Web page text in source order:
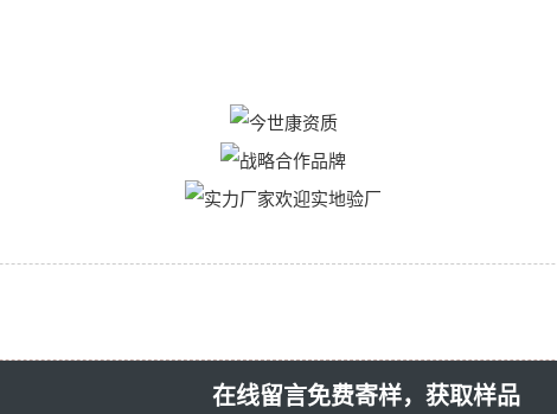
在线留言免费寄样，获取样品